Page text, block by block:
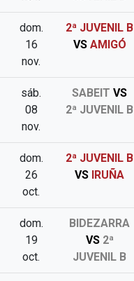
dom.
16
nov.
2ª JUVENIL B
VSAMIGÓ
sáb.
08
nov.
SABEIT VS
2ª JUVENIL B
dom.
26
oct.
2ª JUVENIL B
VS IRUÑA
dom.
19
oct.
BIDEZARRA
VS2ª
JUVENIL B